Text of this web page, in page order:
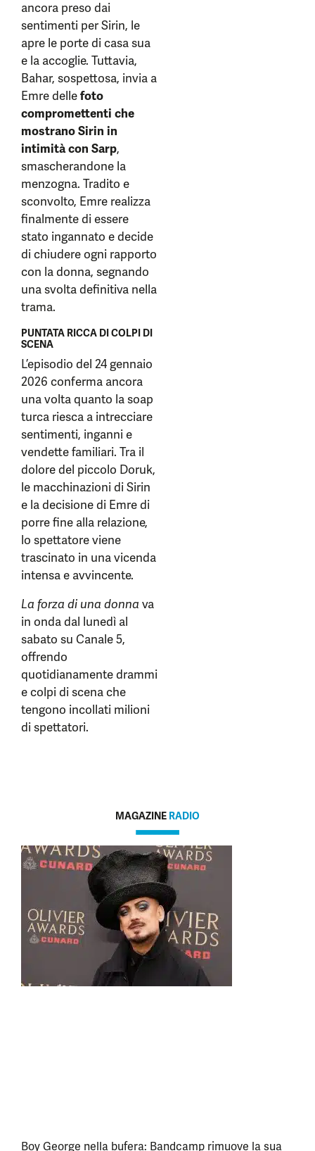
ancora preso dai
sentimenti per Sirin, le
apre le porte di casa sua
e la accoglie. Tuttavia,
Bahar, sospettosa, invia a
Emre dellefoto
compromettenti che
mostrano Sirin in
intimità con Sarp,
smascherandone la
menzogna. Tradito e
sconvolto, Emre realizza
finalmente di essere
stato ingannato e decide
di chiudere ogni rapporto
con la donna, segnando
una svolta definitiva nella
trama.
PUNTATA RICCA DI COLPI DI
SCENA
L’episodio del 24 gennaio
2026 conferma ancora
una volta quanto la soap
turca riesca a intrecciare
sentimenti, inganni e
vendette familiari. Tra il
dolore del piccolo Doruk,
le macchinazioni di Sirin
e la decisione di Emre di
porre fine alla relazione,
lo spettatore viene
trascinato in una vicenda
intensa e avvincente.
La forza di una donna va
in onda dal lunedì al
sabato su Canale 5,
offrendo
quotidianamente drammi
e colpi di scena che
tengono incollati milioni
di spettatori.
MAGAZINE RADIO
Boy George nella bufera: Bandcamp rimuove la sua